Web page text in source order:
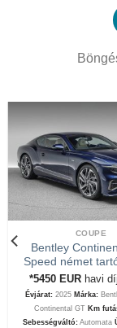
COUPE
Bentley
Speed német
*5450 EUR havi
Évjárat: 2025 Márka:
Continental GT Km
Sebességváltó:Automata